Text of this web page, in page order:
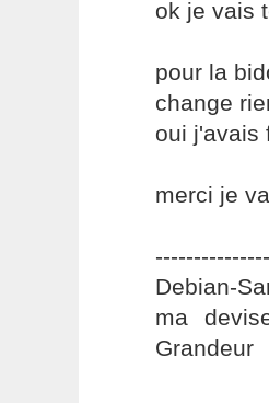
ok je vais
pour la
change
oui j'avais
merci je
Debian-
ma
Grandeur